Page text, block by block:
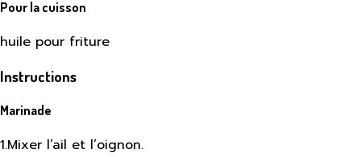
Pour la cuisson
huile pour friture
Instructions
Marinade
1.Mixer l’ail et l’oignon.